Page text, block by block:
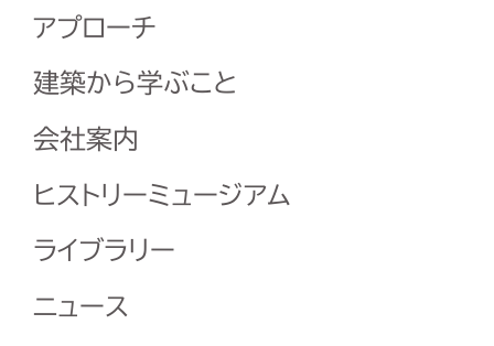
アプローチ
建築から学ぶこと
会社案内
ヒストリーミュージアム
ライブラリー
ニュース